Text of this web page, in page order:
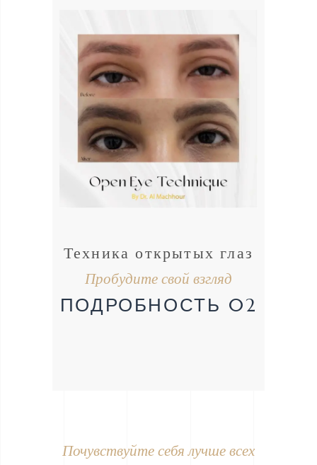
Техника открытых глаз
Пробудите свой взгляд
ПОДРОБНОСТЬ 02
Почувствуйте себя лучше всех